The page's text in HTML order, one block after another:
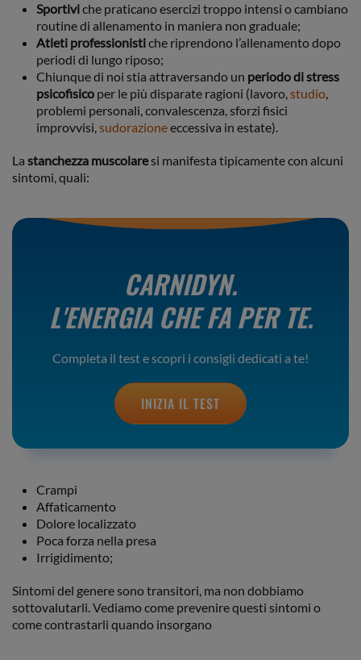
Sportiviche praticano esercizi troppo intensi o cambiano
routine di allenamento in maniera non graduale;
Atleti professionistiche riprendono l’allenamento dopo
periodi di lungo riposo;
Chiunque di noi stia attraversando un periodo di stress
psicofisico per le più disparate ragioni (lavoro,studio,
problemi personali, convalescenza, sforzi fisici
improvvisi,sudorazioneeccessiva in estate).
La stanchezza muscolaresi manifesta tipicamente con alcuni
sintomi, quali:
CARNIDYN.
L'ENERGIA CHE FA PER TE.
Completa il test e scopri i consigli dedicati a te!
INIZIA IL TEST
Crampi
Affaticamento
Dolore localizzato
Poca forza nella presa
Irrigidimento;
Sintomi del genere sono transitori, ma non dobbiamo
sottovalutarli. Vediamo come prevenire questi sintomi o
come contrastarli quando insorgano